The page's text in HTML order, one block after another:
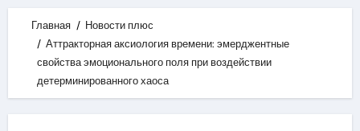
Главная
Новости плюс
Аттракторная аксиология времени: эмерджентные
свойства эмоционального поля при воздействии
детерминированного хаоса